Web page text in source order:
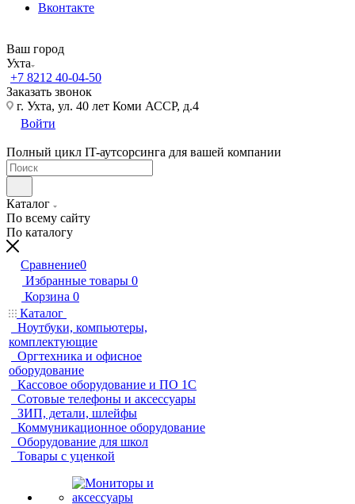
Вконтакте
Ваш город
Ухта
+7 8212 40-04-50
Заказать звонок
г. Ухта, ул. 40 лет Коми АССР, д.4
Войти
Полный цикл IT-аутсорсинга для вашей компании
Каталог
По всему сайту
По каталогу
Сравнение0
Избранные товары 0
Корзина 0
Каталог
Ноутбуки, компьютеры,
комплектующие
Оргтехника и офисное
оборудование
Кассовое оборудование и ПО 1С
Сотовые телефоны и аксессуары
ЗИП, детали, шлейфы
Коммуникационное оборудование
Оборудование для школ
Товары с уценкой